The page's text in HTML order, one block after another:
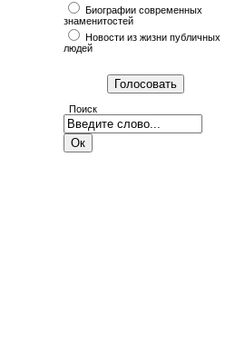
Биографии современных
знаменитостей
Новости из жизни публичных
людей
Поиск